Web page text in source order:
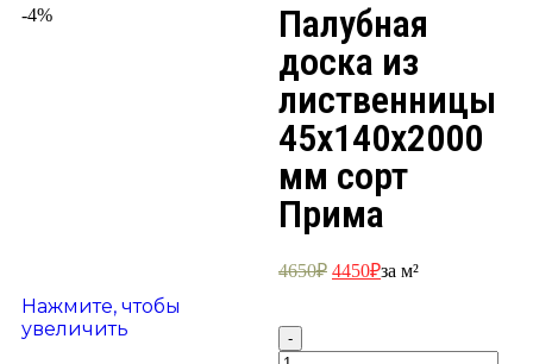
-4%
Нажмите, чтобы
увеличить
Палубная
доска из
лиственницы
45х140х2000
мм сорт
Прима
4650₽ 4450₽за м²